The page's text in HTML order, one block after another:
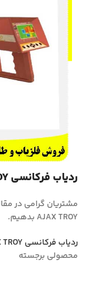
ردیاب فرکانسی AJAX TROY آژاکس تروی
مشتریان گرامی در
AJAX TROY بدهیم.
ردیاب فرکانسی AJAX TROY آژاکس تروی
محصولی برجسته